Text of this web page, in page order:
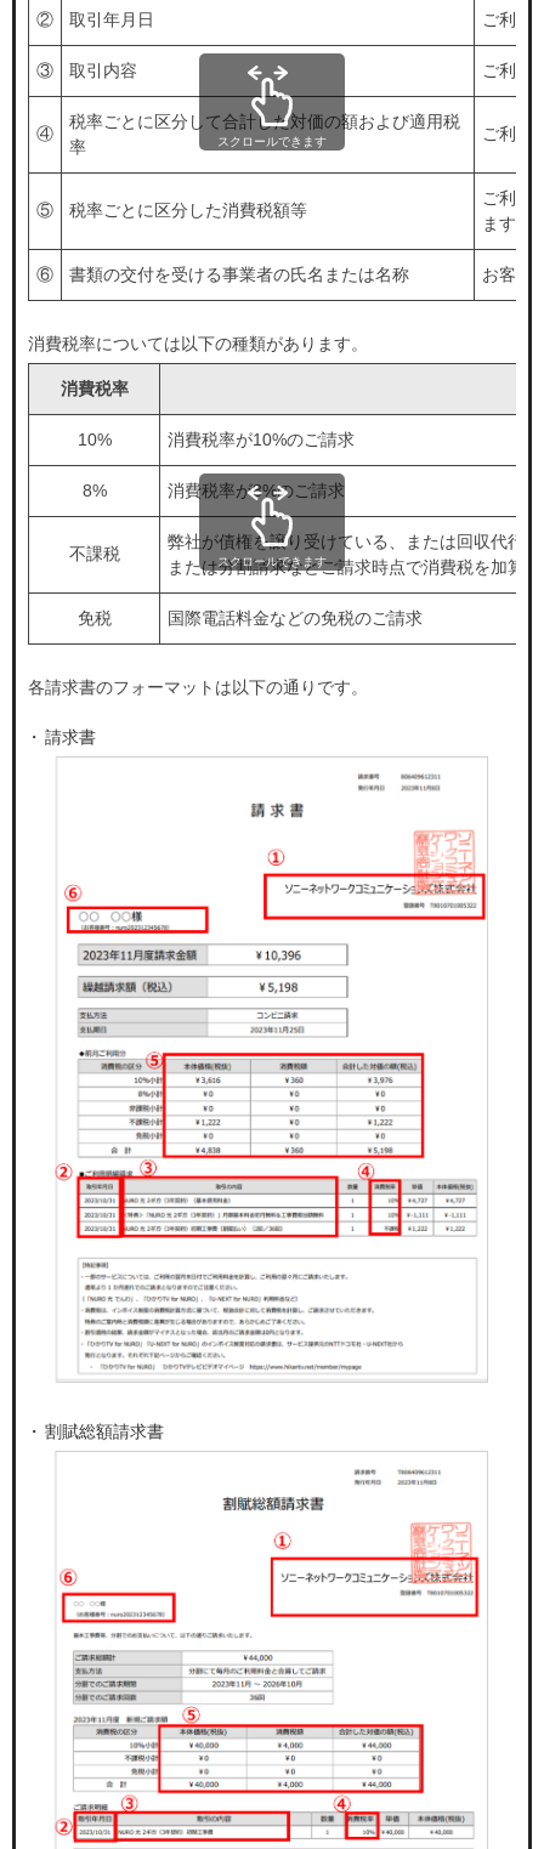
② 取引年月日 ご利用
③ 取引内容 ご利用
④
税率ごとに区分して合計した対価の額および適用税
率
ご利用
⑤ 税率ごとに区分した消費税額等
ご利用
ます
⑥ 書類の交付を受ける事業者の氏名または名称 お客さ
スクロールできます
消費税率については以下の種類があります。
消費税率
10% 消費税率が10%のご請求
8% 消費税率が8%のご請求
不課税
弊社が債権を譲り受けている、または回収代行
または分割請求などご請求時点で消費税を加算
免税 国際電話料金などの免税のご請求
スクロールできます
各請求書のフォーマットは以下の通りです。
請求書
割賦総額請求書